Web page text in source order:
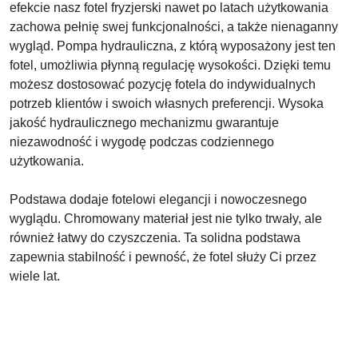
efekcie nasz fotel fryzjerski nawet po latach użytkowania
zachowa pełnię swej funkcjonalności, a także nienaganny
wygląd. Pompa hydrauliczna, z którą wyposażony jest ten
fotel, umożliwia płynną regulację wysokości. Dzięki temu
możesz dostosować pozycję fotela do indywidualnych
potrzeb klientów i swoich własnych preferencji. Wysoka
jakość hydraulicznego mechanizmu gwarantuje
niezawodność i wygodę podczas codziennego
użytkowania.
Podstawa dodaje fotelowi elegancji i nowoczesnego
wyglądu. Chromowany materiał jest nie tylko trwały, ale
również łatwy do czyszczenia. Ta solidna podstawa
zapewnia stabilność i pewność, że fotel służy Ci przez
wiele lat.